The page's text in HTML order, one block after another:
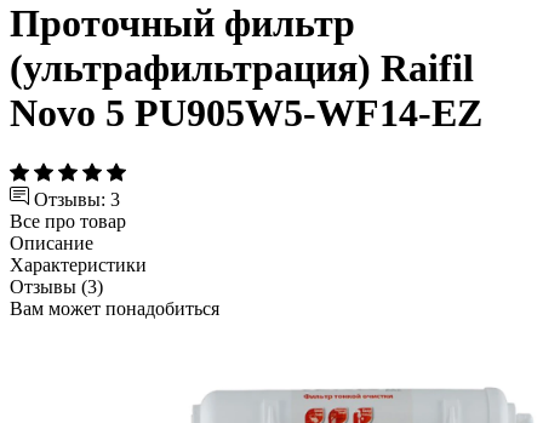
Проточный фильтр
(ультрафильтрация) Raifil
Novo 5 PU905W5-WF14-EZ
Отзывы: 3
Все про товар
Описание
Характеристики
Отзывы (3)
Вам может понадобиться